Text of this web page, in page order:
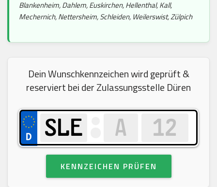
Blankenheim, Dahlem, Euskirchen, Hellenthal, Kall,
Mechernich, Nettersheim, Schleiden, Weilerswist, Zülpich
Dein Wunschkennzeichen wird geprüft &
reserviert bei der Zulassungsstelle Düren
KENNZEICHEN PRÜFEN